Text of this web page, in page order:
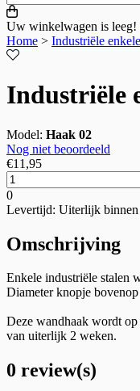
Uw winkelwagen is leeg!
Home > Industriële
Industriële
Model: Haak 02
Nog niet beoordeeld
€11,95
0
Levertijd: Uiterlijk binnen
Omschrijving
Enkele industriële stalen
Diameter knopje
Deze wandhaak wordt
van uiterlijk 2 weken.
0 review(s)